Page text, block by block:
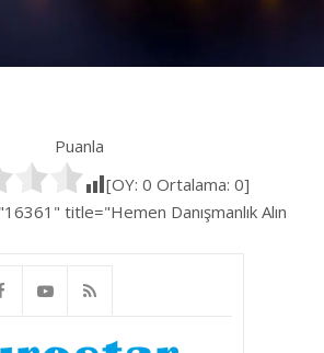
Puanla
[OY: 0 Ortalama: 0]
title="Hemen Danışmanlık Alın